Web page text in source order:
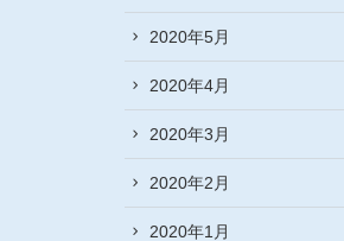
2020年5月
2020年4月
2020年3月
2020年2月
2020年1月